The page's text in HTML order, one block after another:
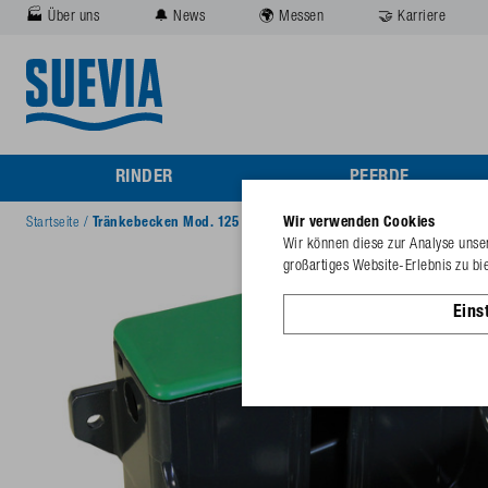
🏭 Über uns 🔔 News 🌍 Messen 🤝 Karriere
RINDER PFERDE
Startseite / Tränkebecken Mod. 125
Wir verwenden Cookies
Wir können diese zur Analyse
großartiges Website-Erlebnis zu